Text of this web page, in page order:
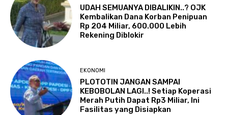
UDAH SEMUANYA DIBALIKIN..? OJK
Kembalikan Dana Korban Penipuan
Rp 204 Miliar, 600.000 Lebih
Rekening Diblokir
EKONOMI
PLOTOTIN JANGAN SAMPAI
KEBOBOLAN LAGI..! Setiap Koperasi
Merah Putih Dapat Rp3 Miliar, Ini
Fasilitas yang Disiapkan